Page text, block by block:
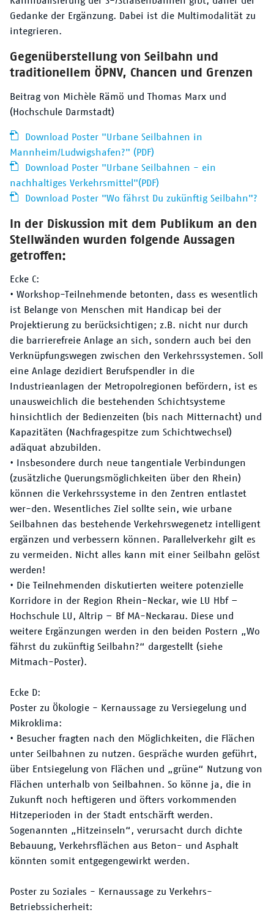
Gedanke der Ergänzung. Dabei ist die Multimodalität zu
integrieren.
Gegenüberstellung von Seilbahn und
traditionellem ÖPNV, Chancen und Grenzen
Beitrag von Michèle Rämö und Thomas Marx und
(Hochschule Darmstadt)
Download Poster "Urbane Seilbahnen in
Mannheim/Ludwigshafen?" (PDF)
Download Poster "Urbane Seilbahnen - ein
nachhaltiges Verkehrsmittel"(PDF)
Download Poster "Wo fährst Du zukünftig Seilbahn"?
In der Diskussion mit dem Publikum an den
Stellwänden wurden folgende Aussagen
getroffen:
Ecke C:
• Workshop-Teilnehmende betonten, dass es wesentlich
ist Belange von Menschen mit Handicap bei der
Projektierung zu berücksichtigen; z.B. nicht nur durch
die barrierefreie Anlage an sich, sondern auch bei den
Verknüpfungswegen zwischen den Verkehrssystemen. Soll
eine Anlage dezidiert Berufspendler in die
Industrieanlagen der Metropolregionen befördern, ist es
unausweichlich die bestehenden Schichtsysteme
hinsichtlich der Bedienzeiten (bis nach Mitternacht) und
Kapazitäten (Nachfragespitze zum Schichtwechsel)
adäquat abzubilden.
• Insbesondere durch neue tangentiale Verbindungen
(zusätzliche Querungsmöglichkeiten über den Rhein)
können die Verkehrssysteme in den Zentren entlastet
wer-den. Wesentliches Ziel sollte sein, wie urbane
Seilbahnen das bestehende Verkehrswegenetz intelligent
ergänzen und verbessern können. Parallelverkehr gilt es
zu vermeiden. Nicht alles kann mit einer Seilbahn gelöst
werden!
• Die Teilnehmenden diskutierten weitere potenzielle
Korridore in der Region Rhein-Neckar, wie LU Hbf –
Hochschule LU, Altrip – Bf MA-Neckarau. Diese und
weitere Ergänzungen werden in den beiden Postern „Wo
fährst du zukünftig Seilbahn?“ dargestellt (siehe
Mitmach-Poster).
Ecke D:
Poster zu Ökologie - Kernaussage zu Versiegelung und
Mikroklima:
• Besucher fragten nach den Möglichkeiten, die Flächen
unter Seilbahnen zu nutzen. Gespräche wurden geführt,
über Entsiegelung von Flächen und „grüne“ Nutzung von
Flächen unterhalb von Seilbahnen. So könne ja, die in
Zukunft noch heftigeren und öfters vorkommenden
Hitzeperioden in der Stadt entschärft werden.
Sogenannten „Hitzeinseln“, verursacht durch dichte
Bebauung, Verkehrsflächen aus Beton- und Asphalt
könnten somit entgegengewirkt werden.
Poster zu Soziales - Kernaussage zu Verkehrs-
Betriebssicherheit: